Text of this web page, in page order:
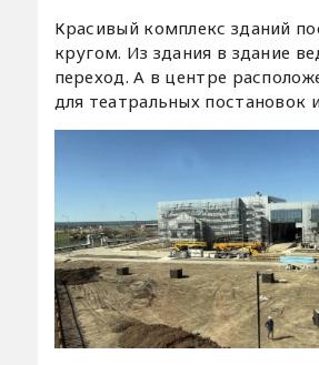
Красивый комплекс зданий
кругом. Из здания в здание
переход. А в центре
для театральных постановок